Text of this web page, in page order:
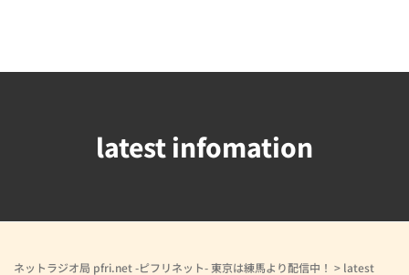
latest infomation
ネットラジオ局 pfri.net -ピフリネット- 東京は練馬より配信中！ > latest